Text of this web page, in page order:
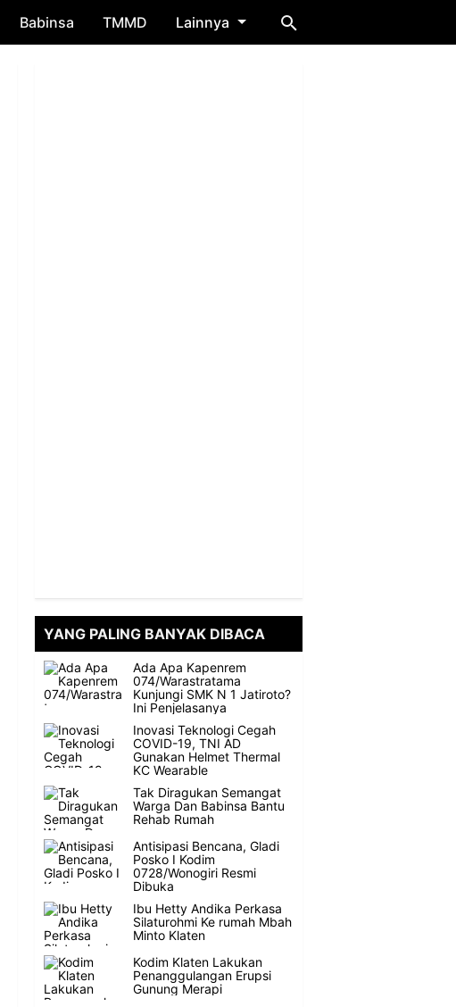
Babinsa TMMD Lainnya
YANG PALING BANYAK DIBACA
Ada Apa Kapenrem
074/Warastratama
Kunjungi SMK N 1 Jatiroto?
Ini Penjelasanya
Inovasi Teknologi Cegah
COVID-19, TNI AD
Gunakan Helmet Thermal
KC Wearable
Tak Diragukan Semangat
Warga Dan Babinsa Bantu
Rehab Rumah
Antisipasi Bencana, Gladi
Posko I Kodim
0728/Wonogiri Resmi
Dibuka
Ibu Hetty Andika Perkasa
Silaturohmi Ke rumah Mbah
Minto Klaten
Kodim Klaten Lakukan
Penanggulangan Erupsi
Gunung Merapi